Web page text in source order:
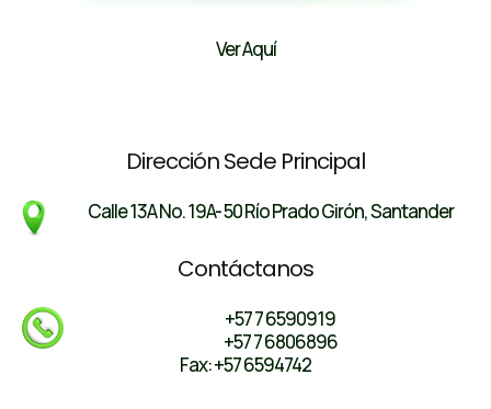
Ver Aquí
Dirección Sede Principal
Calle 13A No. 19A- 50 Río Prado Girón, Santander
Contáctanos
+57 7 6590919
+57 7 6806896
Fax: +57 6594742